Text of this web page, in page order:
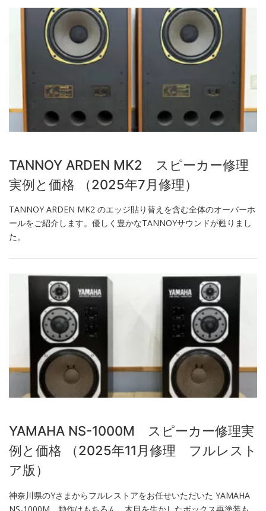
TANNOY ARDEN MK2 スピーカー修理
実例と価格 （2025年7月修理）
TANNOY ARDEN MK2 のエッジ貼り替えを含む全体のオーバーホ
ールをご紹介します。優しく豊かなTANNOYサウンドが甦りまし
た。
YAMAHA NS-1000M スピーカー修理実
例と価格 （2025年11月修理 フルレスト
ア版）
神奈川県のYさまからフルレストアをお任せいただいた YAMAHA
NS-1000M。動作はもちろん、木目を生かしたボックス再塗装も